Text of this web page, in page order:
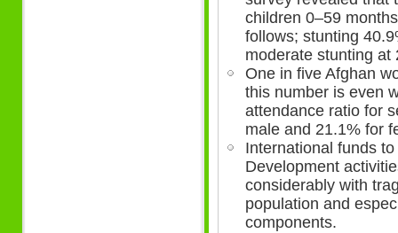
children 0–59
follows; stunting
moderate stunting at
One in five Afghan
this number is even
attendance ratio for
male and 21.1% for
International funds
Development
considerably with
population and
components.